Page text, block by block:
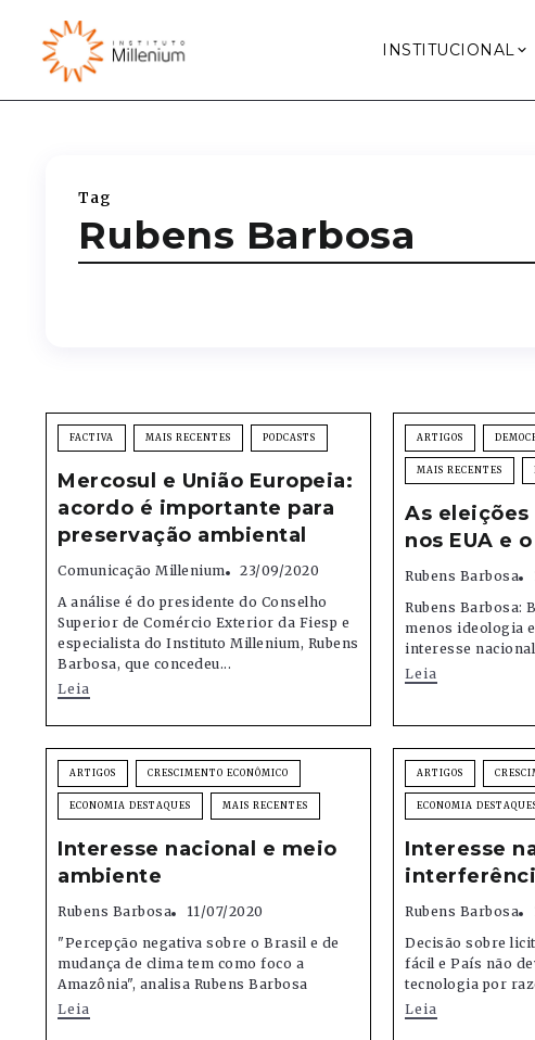
INSTITUCIONAL
Tag
Rubens Barbosa
FACTIVA MAIS RECENTES PODCASTS
Mercosul e União Europeia:
acordo é importante para
preservação ambiental
Comunicação Millenium
23/09/2020
A análise é do presidente do Conselho
Superior de Comércio Exterior da Fiesp e
especialista do Instituto Millenium, Rubens
Barbosa, que concedeu...
Leia
ARTIGOS
MAIS RECENTES
As
nos EUA e
Rubens Barbosa
Rubens Barbosa:
menos ideologia
interesse nacional
Leia
ARTIGOS CRESCIMENTO ECONÔMICO
ECONOMIA DESTAQUES MAIS RECENTES
Interesse nacional e meio
ambiente
Rubens Barbosa
11/07/2020
"Percepção negativa sobre o Brasil e de
mudança de clima tem como foco a
Amazônia", analisa Rubens Barbosa
Leia
ARTIGOS
ECONOMIA
Interesse
Rubens Barbosa
Decisão sobre
fácil e País não
tecnologia por
Leia